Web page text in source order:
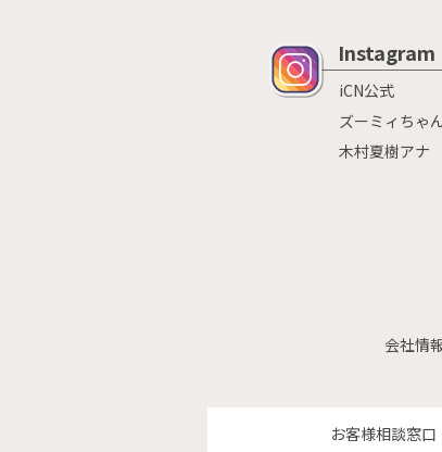
Instagram
iCN公式
ズーミィちゃ
木村夏樹アナ
会社情
お客様相談窓